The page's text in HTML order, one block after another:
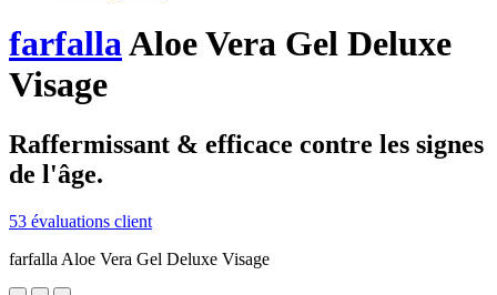
farfallaAloe Vera Gel Deluxe
Visage
Raffermissant & efficace contre les signes
de l'âge.
53 évaluations client
farfalla Aloe Vera Gel Deluxe Visage